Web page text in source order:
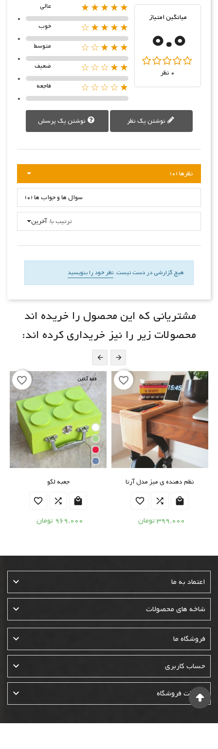
میانگین امتیاز
0.0
0 نظر
★★★★★
عالی
0
★★★★☆
خوب
0
★★★☆☆
متوسط
0
★★☆☆☆
ضعیف
0
★☆☆☆☆
فاجعه
0
نوشتن یک نظر نوشتن یک پرسش
نظرها (0)
سوال ها و جواب ها (0)
ترتیب با: آخرین
هیچ گزارشی در دست نیست. نظر خود را بنویسید
مشتریانی که این محصول را خریده اند
محصولات زیر را نیز خریداری کرده اند:
 
فقط آنلاین
جعبه لگو



969,000 تومان
favorite_border
نظم دهنده ی میز مدل آرتا



399,000 تومان
favorite_border
اعتماد به ما 
شاخه های محصولات 
فروشگاه ما 
حساب کاربری 
اطلاعات فروشگاه 